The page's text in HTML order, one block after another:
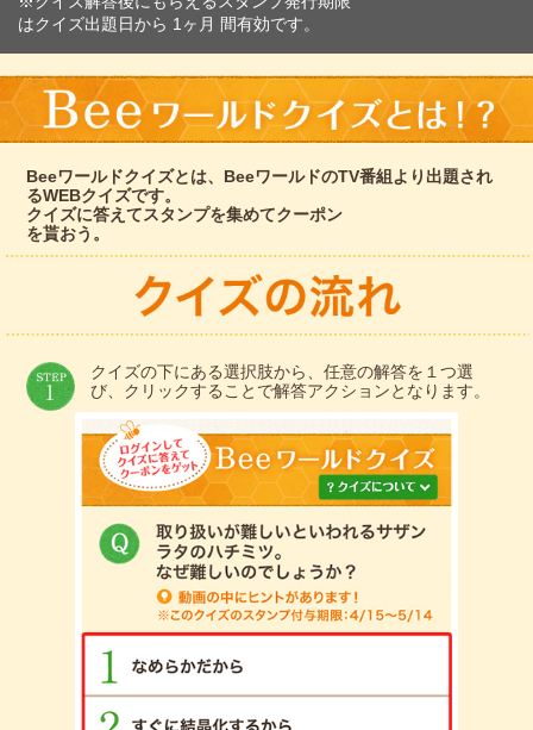
はクイズ出題日から 1ヶ月 間有効です。
Beeワールドクイズとは、BeeワールドのTV番組より出題され
るWEBクイズです。
クイズに答えてスタンプを集めてクーポン
を貰おう。
クイズの下にある選択肢から、任意の解答を１つ選
び、クリックすることで解答アクションとなります。